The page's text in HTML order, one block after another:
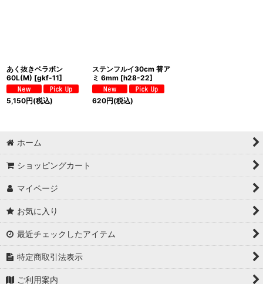
あく抜きベラボン
60L(M) [gkf-11]
5,150円(税込)
ステンフルイ30cm 替ア
ミ 6mm [h28-22]
620円(税込)
ホーム
ショッピングカート
マイページ
お気に入り
最近チェックしたアイテム
特定商取引法表示
ご利用案内